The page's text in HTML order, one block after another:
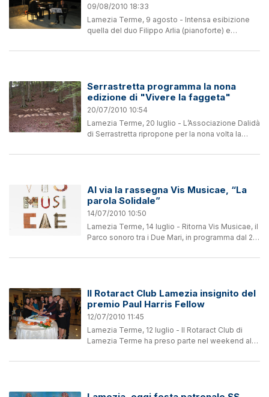
09/08/2010 18:33
Lamezia Terme, 9 agosto - Intensa esibizione
quella del duo Filippo Arlia (pianoforte) e
accompagnato il sorgere del sole nella notte
Serrastretta programma la nona
edizione di "Vivere la faggeta"
20/07/2010 10:54
Lamezia Terme, 20 luglio - L’Associazione Dalidà
di Serrastretta ripropone per la nona volta la
meraviglioso bosco di faggi, luogo unico ed
Al via la rassegna Vis Musicae, “La
parola Solidale”
14/07/2010 10:50
Lamezia Terme, 14 luglio - Ritorna Vis Musicae, il
Parco sonoro tra i Due Mari, in programma dal 29
Mancuso. La manifestazione, giunta alla nona
Il Rotaract Club Lamezia insignito del
premio Paul Harris Fellow
12/07/2010 11:45
Lamezia Terme, 12 luglio - Il Rotaract Club di
Lamezia Terme ha preso parte nel weekend al
Rotaract 2100 da Francesco De Francesco a